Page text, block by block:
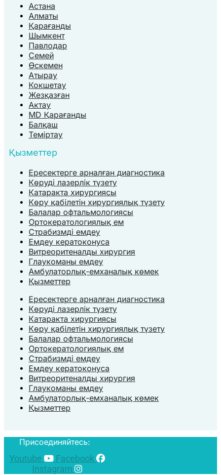
Астана
Алматы
Қарағанды
Шымкент
Павлодар
Семей
Өскемен
Атырау
Кокшетау
Жезқазған
Актау
MD Қарағанды
Балқаш
Теміртау
Қызметтер
Ересектерге арналған диагностика
Көруді лазерлік түзету
Катаракта хирургиясы
Көру қабілетін хирургиялық түзету
Балалар офтальмологиясы
Ортокератологиялық ем
Страбизмді емдеу
Емдеу кератоконуса
Витреоритеналды хирургия
Глаукоманы емдеу
Амбулаторлық-емханалық көмек
Қызметтер
Ересектерге арналған диагностика
Көруді лазерлік түзету
Катаракта хирургиясы
Көру қабілетін хирургиялық түзету
Балалар офтальмологиясы
Ортокератологиялық ем
Страбизмді емдеу
Емдеу кератоконуса
Витреоритеналды хирургия
Глаукоманы емдеу
Амбулаторлық-емханалық көмек
Қызметтер
Присоединяйтесь:
Youtube
Facebook
Instagram